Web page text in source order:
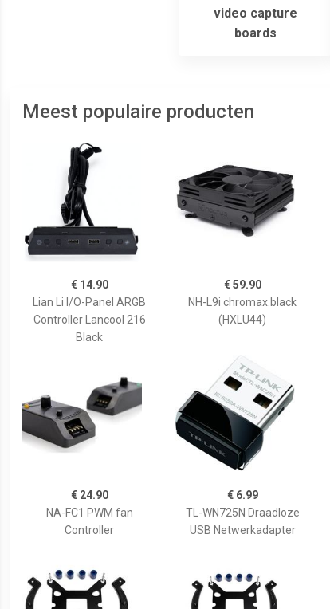
video capture
boards
Meest populaire producten
€ 14.90
Lian Li I/O-Panel ARGB
Controller Lancool 216
Black
€ 59.90
NH-L9i chromax.black
(HXLU44)
€ 24.90
NA-FC1 PWM fan
Controller
€ 6.99
TL-WN725N Draadloze
USB Netwerkadapter